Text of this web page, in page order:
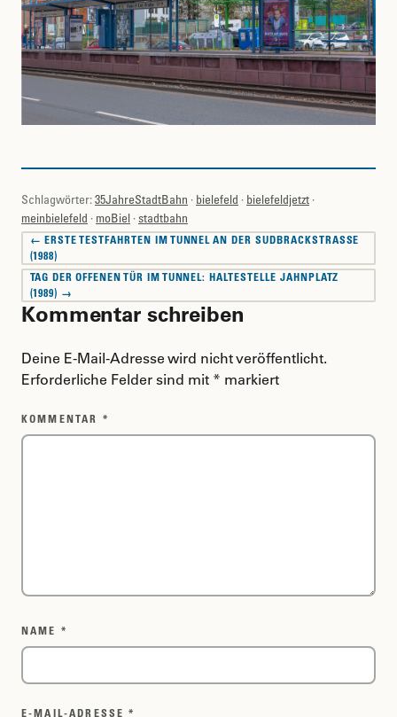
Schlagwörter:35JahreStadtBahn · bielefeld · bielefeldjetzt ·
meinbielefeld · moBiel ·stadtbahn
Beitragsnavigation
← ERSTE TESTFAHRTEN IM TUNNEL AN DER SUDBRACKSTRASSE (
1988)
TAG DER OFFENEN TÜR IM TUNNEL: HALTESTELLE JAHNPLATZ
(1989) →
Kommentar schreiben
Deine E-Mail-Adresse wird nicht veröffentlicht.
Erforderliche Felder sind mit * markiert
KOMMENTAR *
NAME *
E-MAIL-ADRESSE*